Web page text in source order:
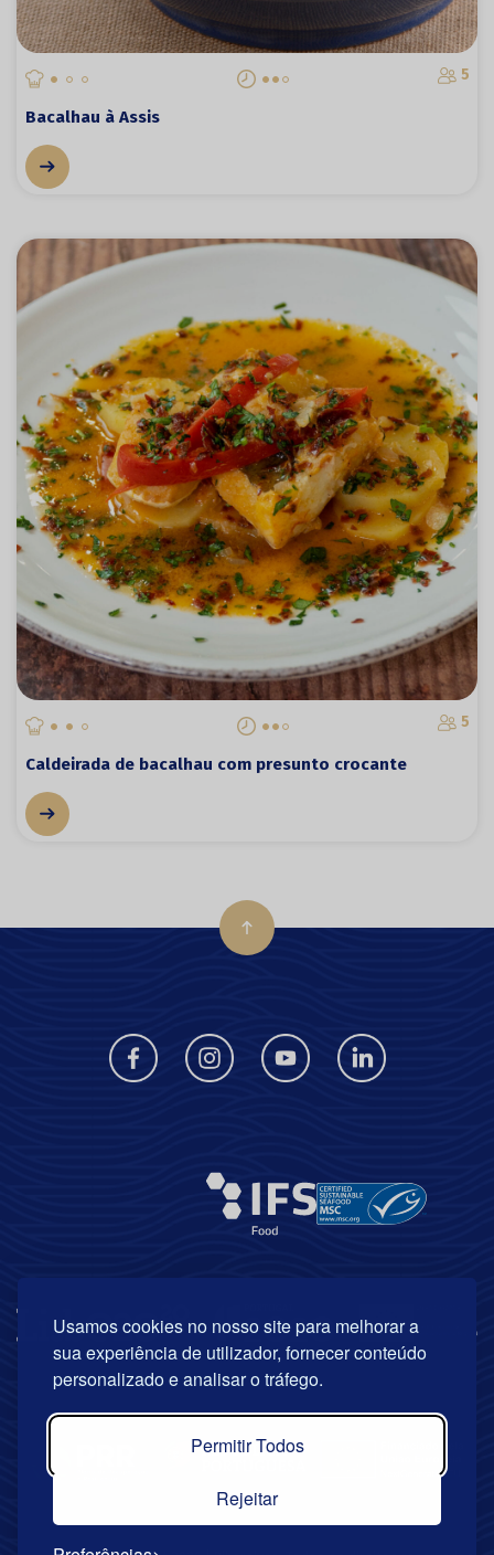
Usamos cookies no nosso site para melhorar a
sua experiência de utilizador, fornecer conteúdo
personalizado e analisar o tráfego.
Permitir Todos
Rejeitar
5
Bacalhau à Assis
5
Caldeirada de bacalhau com presunto crocante